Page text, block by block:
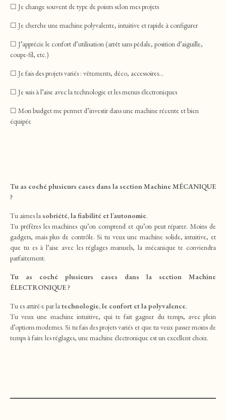
☐ Je change souvent de type de points selon mes projets
☐ Je cherche une machine polyvalente, intuitive et rapide à configurer
☐ J’apprécie le confort d’utilisation (arrêt sans pédale, position d’aiguille,
coupe-fil, etc.)
☐ Je fais des projets variés : vêtements, déco, accessoires…
☐ Je suis à l’aise avec la technologie et les menus électroniques
☐ Mon budget me permet d’investir dans une machine récente et bien
équipée
Tu as coché plusieurs cases dans la section Machine MÉCANIQUE
?
Tu aimes lasobriété, la fiabilité et l’autonomie.
Tu préfères les machines qu’on comprend et qu’on peut réparer. Moins de
gadgets, mais plus de contrôle. Si tu veux une machine solide, intuitive, et
que tu es à l’aise avec les réglages manuels, la mécanique te conviendra
parfaitement.
Tu as coché plusieurs cases dans la section Machine
ÉLECTRONIQUE ?
Tu es attiré·e par latechnologie, le confort et la polyvalence.
Tu veux une machine intuitive, qui te fait gagner du temps, avec plein
d’options modernes. Si tu fais des projets variés et que tu veux passer moins de
temps à faire les réglages, une machine électronique est un excellent choix.